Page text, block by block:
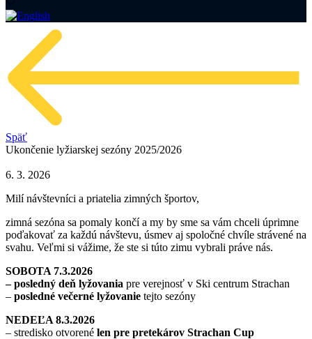
Späť
Ukončenie lyžiarskej sezóny 2025/2026
6. 3. 2026
Milí návštevníci a priatelia zimných športov,
zimná sezóna sa pomaly končí a my by sme sa vám chceli úprimne
poďakovať za každú návštevu, úsmev aj spoločné chvíle strávené na
svahu. Veľmi si vážime, že ste si túto zimu vybrali práve nás.
SOBOTA 7.3.2026
– posledný deň lyžovania pre verejnosť v Ski centrum Strachan
– posledné večerné lyžovanie tejto sezóny
NEDEĽA 8.3.2026
– stredisko otvorené len pre pretekárov Strachan Cup